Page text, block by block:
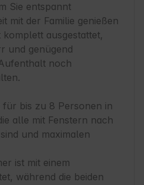
Sie entspannt
mit der Familie genießen
ausgestattet,
und genügend
noch
für bis zu 8 Personen in
alle mit Fenstern nach
und maximalen
ist mit einem
während die beiden